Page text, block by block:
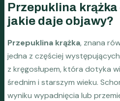
Przepuklina krążka
jakie daje objawy?
Przepuklina krążka, znana
jedna z częściej
z kręgosłupem, która dotyka
średnim i starszym wieku.
wyniku wypadnięcia lub